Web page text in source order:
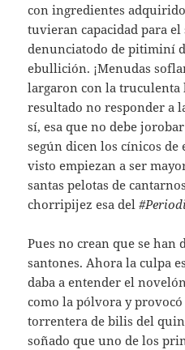
con ingredientes
tuvieran capacidad para el
denunciatodo de pitiminí
ebullición. ¡Menudas
largaron con la
resultado no responder a
sí, esa que no debe
según dicen los cínicos
visto empiezan a ser
santas pelotas de
chorripijez esa del
Pues no crean que se han
santones. Ahora la culpa
daba a entender el
como la pólvora y
torrentera de bilis del
soñado que uno de los